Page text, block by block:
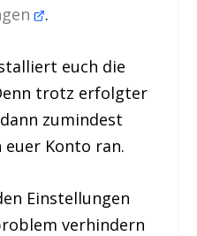
.
euch die
trotz erfolgter
zumindest
euer Konto ran.
Einstellungen
verhindern